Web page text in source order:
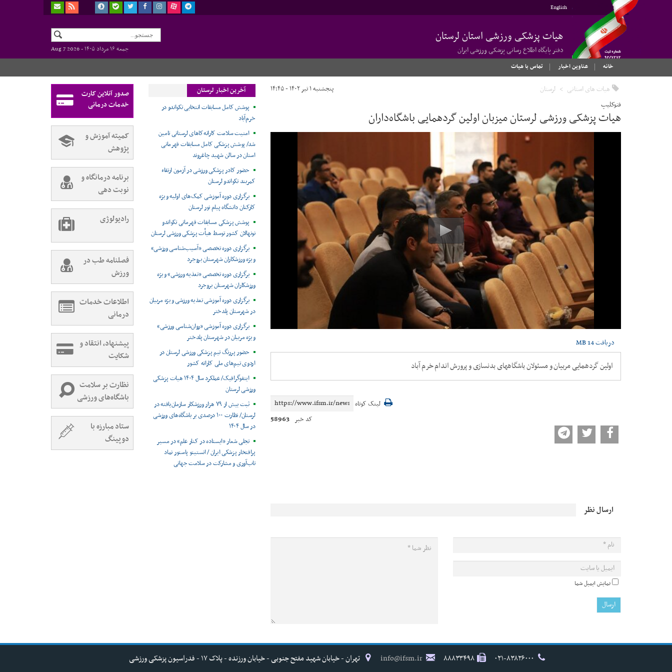
English
هیات پزشکی ورزشی استان لرستان
دفتر پایگاه اطلاع رسانی پزشکی ورزشی ایران جمعه ۱۶ مرداد ۱۴۰۵ -
Aug 7 2026
خانه
عناوین اخبار تماس با هیات
هیات های استانی لرستان پنجشنبه ۱ تیر ۱۴۰۲ - ۱۴:۴۵
فتوکلیپ
هیات پزشکی ورزشی لرستان میزبان اولین گردهمایی باشگاه‌داران
دریافت14 MB
اولین گردهمایی مربیان و مسئولان باشگاههای بدنسازی و پرورش اندام خرم آباد
لینک کوتاه
کد خبر 58963
ارسال نظر
نمایش ایمیل شما
آخرین اخبار لرستان
پوشش کامل مسابقات انتخابی تکواندو در
خرم‌آباد
امنیت سلامت کاراته‌کاهای لرستانی تامین
شد/ پوشش پزشکی کامل مسابقات قهرمانی
استان در سالن شهید چاغروند
حضور کادر پزشکی ورزشی در آزمون ارتقاء
کمربند تکواندو لرستان
برگزاری دوره آموزشی کمک‌های اولیه ویژه
کارکنان دانشگاه پیام نور لرستان
پوشش پزشکی مسابقات قهرمانی تکواندو
نونهالان کشور توسط هیأت پزشکی ورزشی لرستان
برگزاری دوره تخصصی «آسیب‌شناسی ورزشی»
ویژه ورزشکاران شهرستان بروجرد
برگزاری دوره تخصصی «تغذیه ورزشی» ویژه
ورزشکاران شهرستان بروجرد
برگزاری دوره آموزشی تغذیه ورزشی ویژه مربیان
در شهرستان پلدختر
برگزاری دوره آموزشی «روان‌شناسی ورزشی»
ویژه مربیان در شهرستان پلدختر
حضور پررنگ تیم پزشکی ورزشی لرستان در
اردوی تیم‌های ملی کاراته کشور
اینفوگرافیک/ عملکرد سال ۱۴۰۴ هیات پزشکی
ورزشی لرستان
ثبت بیش از ۷۹ هزار ورزشکار سازمان‌یافته در
لرستان/ نظارت ۱۰۰ درصدی بر باشگاه‌های ورزشی
در سال ۱۴۰۴
تجلی شعار «ایستاده در کنار علم» در مسیر
پرافتخار پزشکی ایران / انستیتو پاستور نماد
تاب‌آوری و مشارکت در سلامت جهانی
صدور آنلاین کارت
خدمات درمانی
کمیته آموزش و
پژوهش
برنامه درمانگاه و
نوبت دهی
رادیولوژی
فصلنامه طب در
ورزش
اطلاعات خدمات
درمانی
پیشنهاد، انتقاد و
شکایت
نظارت بر سلامت
باشگاه‌های ورزشی
ستاد مبارزه با
دوپینگ
۸۸۸۳۳۴۹۸ info@ifsm.ir تهران - خیابان شهید مفتح جنوبی - خیابان ورزنده - پلاک ۱۷ - فدراسیون پزشکی ورزشی